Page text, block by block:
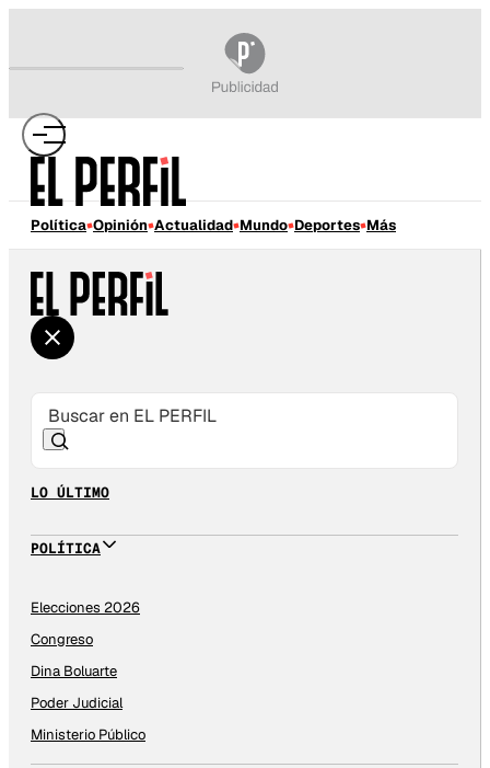
Política Opinión Actualidad Mundo Deportes Más
LO ÚLTIMO
POLÍTICA
Elecciones 2026
Congreso
Dina Boluarte
Poder Judicial
Ministerio Público